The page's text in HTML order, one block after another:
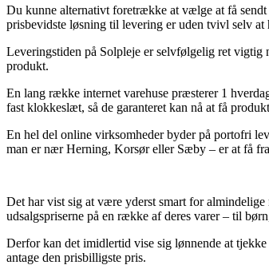
Du kunne alternativt foretrække at vælge at få
prisbevidste løsning til levering er uden tvivl selv at
Leveringstiden på Solpleje er selvfølgelig ret vigtig
produkt.
En lang række internet varehuse præsterer 1
fast klokkeslæt, så de garanteret kan nå at få
En hel del online virksomheder byder på portofri
man er nær Herning, Korsør eller Sæby – er at få
Det har vist sig at være yderst smart for
udsalgspriserne på en række af deres varer – til
Derfor kan det imidlertid vise sig lønnende at
antage den prisbilligste pris.